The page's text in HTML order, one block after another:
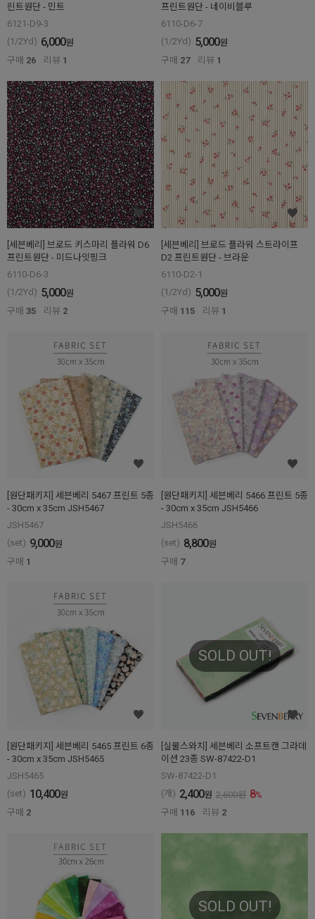
린트원단 - 민트
6121-D9-3
(1/2Yd) 6,000원
구매 26 리뷰 1
프린트원단 - 네이비블루
6110-D6-7
(1/2Yd) 5,000원
구매 27 리뷰 1
[세븐베리] 브로드 키스마리 플라워 D6
프린트원단 - 미드나잇핑크
6110-D6-3
(1/2Yd) 5,000원
구매 35 리뷰 2
[세븐베리] 브로드 플라워 스트라이프
D2 프린트원단 - 브라운
6110-D2-1
(1/2Yd) 5,000원
구매 115 리뷰 1
[원단패키지] 세븐베리 5467 프린트 5종
- 30cm x 35cm JSH5467
JSH5467
(set) 9,000원
구매 1
[원단패키지] 세븐베리 5466 프린트 5종
- 30cm x 35cm JSH5466
JSH5466
(set) 8,800원
구매 7
[원단패키지] 세븐베리 5465 프린트 6종
- 30cm x 35cm JSH5465
JSH5465
(set) 10,400원
구매 2
SOLD OUT!
[실물스와치] 세븐베리 소프트캔 그라데
이션 23종 SW-87422-D1
SW-87422-D1
(개) 2,400원 2,600원 8%
구매 116 리뷰 2
SOLD OUT!